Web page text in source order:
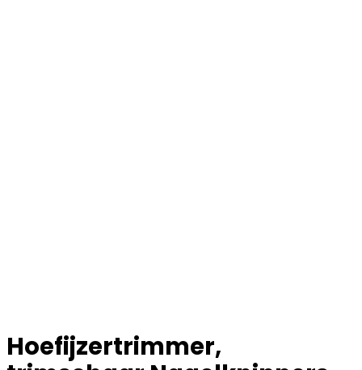
Hoefijzertrimmer,